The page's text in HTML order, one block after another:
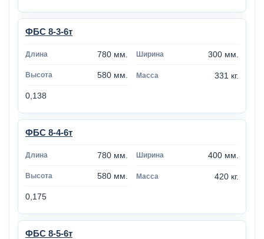
ФБС 8-3-6т
780 мм. 300 мм.
580 мм. 331 кг.
0,138
ФБС 8-4-6т
780 мм. 400 мм.
580 мм. 420 кг.
0,175
ФБС 8-5-6т